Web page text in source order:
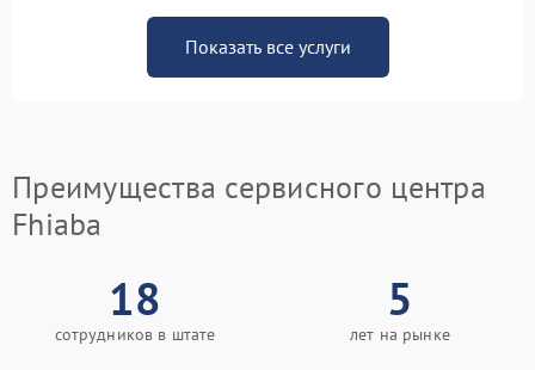
Показать все услуги
Преимущества сервисного центра
Fhiaba
18
сотрудников в штате
5
лет на рынке